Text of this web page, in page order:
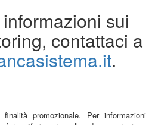
sui
contattaci a
.
promozionale. Per informazioni